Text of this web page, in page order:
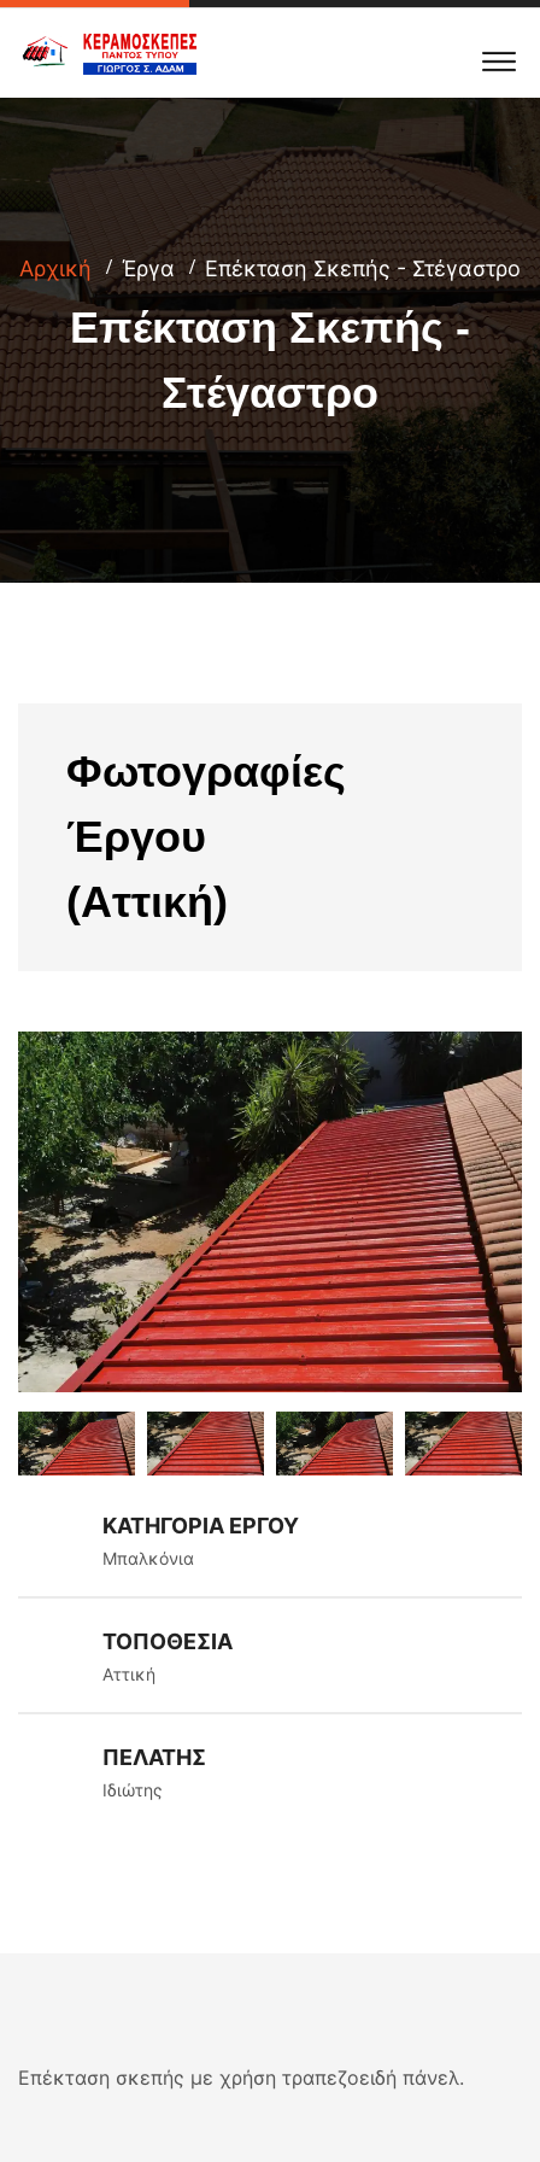
Αρχική Έργα Επέκταση Σκεπής - Στέγαστρο
Επέκταση Σκεπής -
Στέγαστρο
Φωτογραφίες
Έργου
(Αττική)
ΚΑΤΗΓΟΡΙΑ ΕΡΓΟΥ
Μπαλκόνια
ΤΟΠΟΘΕΣΙΑ
Αττική
ΠΕΛΑΤΗΣ
Ιδιώτης
Επέκταση σκεπής με χρήση τραπεζοειδή πάνελ.